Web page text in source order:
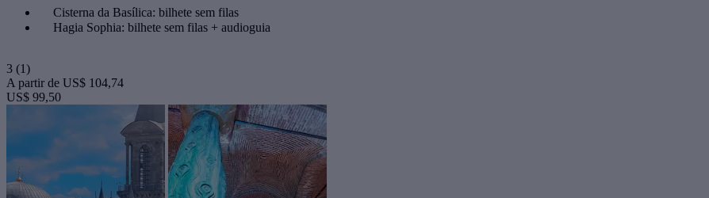
Cisterna da Basílica: bilhete sem filas
Hagia Sophia: bilhete sem filas + audioguia
3 (1)
A partir de US$ 104,74
US$ 99,50